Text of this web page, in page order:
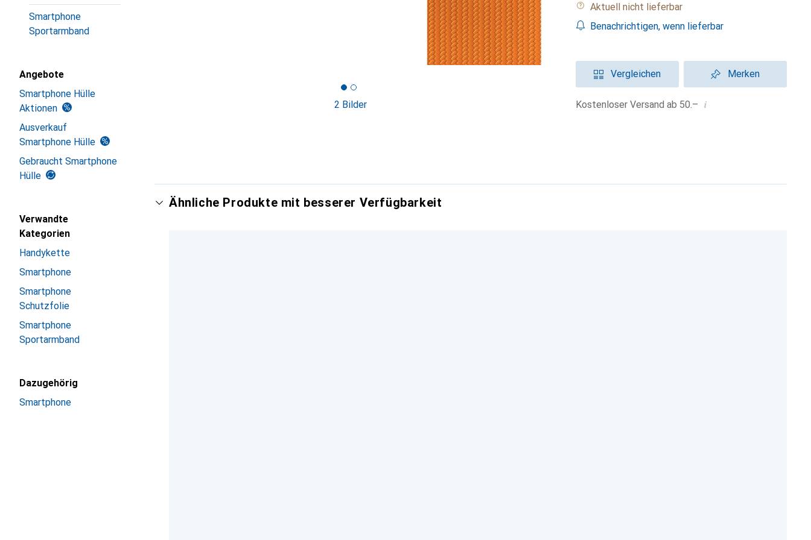
Smartphone
Sportarmband
Angebote
Smartphone Hülle
Aktionen
Ausverkauf
Smartphone Hülle
Gebraucht Smartphone
Hülle
Verwandte
Kategorien
Handykette
Smartphone
Smartphone
Schutzfolie
Smartphone
Sportarmband
Dazugehörig
Smartphone
2 Bilder
Aktuell nicht lieferbar
Benachrichtigen, wenn lieferbar
Vergleichen Merken
Kostenloser Versand ab 50.– i
Ähnliche Produkte mit besserer Verfügbarkeit